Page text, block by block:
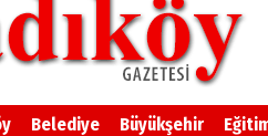
Belediye Büyükşehir